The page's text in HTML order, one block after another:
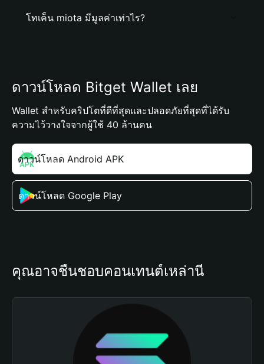
โทเค็น miota มีมูลค่าเท่าไร?
ดาวน์โหลด Bitget Wallet เลย
Wallet สำหรับคริปโตที่ดีที่สุดและปลอดภัยที่สุดที่ได้รับ
ความไว้วางใจจากผู้ใช้ 40 ล้านคน
ดาวน์โหลด Android APK
ดาวน์โหลด Google Play
คุณอาจชื่นชอบคอนเทนต์เหล่านี้